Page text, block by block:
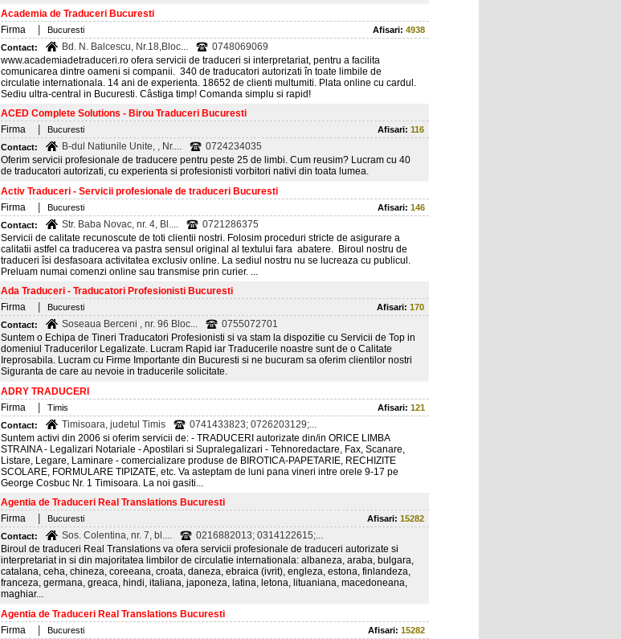
Academia de Traduceri Bucuresti
Firma
Bucuresti Afisari: 4938
Contact:
Bd. N. Balcescu, Nr.18,Bloc...
0748069069
www.academiadetraduceri.ro ofera servicii de traduceri si interpretariat, pentru a facilita
comunicarea dintre oameni si companii. 340 de traducatori autorizati în toate limbile de
circulatie internationala. 14 ani de experienta. 18652 de clienti multumiti. Plata online cu cardul.
Sediu ultra-central in Bucuresti. Câstiga timp! Comanda simplu si rapid!
ACED Complete Solutions - Birou Traduceri Bucuresti
Firma
Bucuresti Afisari: 116
Contact:
B-dul Natiunile Unite, , Nr....
0724234035
Oferim servicii profesionale de traducere pentru peste 25 de limbi. Cum reusim? Lucram cu 40
de traducatori autorizati, cu experienta si profesionisti vorbitori nativi din toata lumea.
Activ Traduceri - Servicii profesionale de traduceri Bucuresti
Firma
Bucuresti Afisari: 146
Contact:
Str. Baba Novac, nr. 4, Bl....
0721286375
Servicii de calitate recunoscute de toti clientii nostri. Folosim proceduri stricte de asigurare a
calitatii astfel ca traducerea va pastra sensul original al textului fara abatere. Biroul nostru de
traduceri îsi desfasoara activitatea exclusiv online. La sediul nostru nu se lucreaza cu publicul.
Preluam numai comenzi online sau transmise prin curier. ...
Ada Traduceri - Traducatori Profesionisti Bucuresti
Firma
Bucuresti Afisari: 170
Contact:
Soseaua Berceni , nr. 96 Bloc...
0755072701
Suntem o Echipa de Tineri Traducatori Profesionisti si va stam la dispozitie cu Servicii de Top in
domeniul Traducerilor Legalizate. Lucram Rapid iar Traducerile noastre sunt de o Calitate
Ireprosabila. Lucram cu Firme Importante din Bucuresti si ne bucuram sa oferim clientilor nostri
Siguranta de care au nevoie in traducerile solicitate.
ADRY TRADUCERI
Firma
Timis Afisari: 121
Contact:
Timisoara, judetul Timis
0741433823; 0726203129;...
Suntem activi din 2006 si oferim servicii de: - TRADUCERI autorizate din/in ORICE LIMBA
STRAINA - Legalizari Notariale - Apostilari si Supralegalizari - Tehnoredactare, Fax, Scanare,
Listare, Legare, Laminare - comercializare produse de BIROTICA-PAPETARIE, RECHIZITE
SCOLARE, FORMULARE TIPIZATE, etc. Va asteptam de luni pana vineri intre orele 9-17 pe
George Cosbuc Nr. 1 Timisoara. La noi gasiti...
Agentia de Traduceri Real Translations Bucuresti
Firma
Bucuresti Afisari: 15282
Contact:
Sos. Colentina, nr. 7, bl....
0216882013; 0314122615;...
Biroul de traduceri Real Translations va ofera servicii profesionale de traduceri autorizate si
interpretariat in si din majoritatea limbilor de circulatie internationala: albaneza, araba, bulgara,
catalana, ceha, chineza, coreeana, croata, daneza, ebraica (ivrit), engleza, estona, finlandeza,
franceza, germana, greaca, hindi, italiana, japoneza, latina, letona, lituaniana, macedoneana,
maghiar...
Agentia de Traduceri Real Translations Bucuresti
Firma
Bucuresti Afisari: 15282